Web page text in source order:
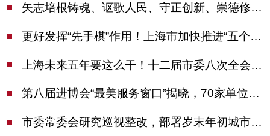
矢志培根铸魂、讴歌人民、守正创新、崇德修身！这场座谈会上，陈吉宁对全市文化战线提出期望
更好发挥“先手棋”作用！上海市加快推进“五个中心”建设领导小组会议举行
上海未来五年要这么干！十二届市委八次全会审议通过上海“十五五”规划建议
第八届进博会“最美服务窗口”揭晓，70家单位诠释“上海服务”温度
市委常委会研究巡视整改，部署岁末年初城市安全工作